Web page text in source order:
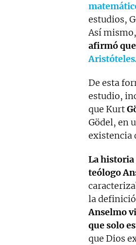
estudios,
Así
afirmó que
Aristóteles
De esta
estudio,
que Kurt
Gödel, en
existencia
La historia
teólogo
la
Anselmo
que solo
que Dios